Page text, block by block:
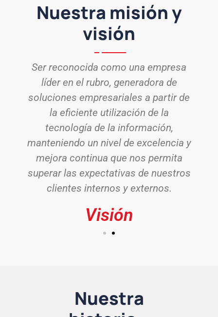
Nuestra misión y
visión
Ser reconocida como una empresa
líder en el rubro, generadora de
soluciones empresariales a partir de
la eficiente utilización de la
tecnología de la información,
manteniendo un nivel de excelencia y
mejora continua que nos permita
superar las expectativas de nuestros
clientes internos y externos.
Visión
Nuestra